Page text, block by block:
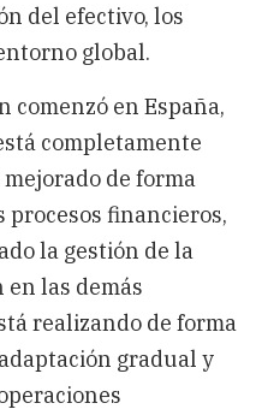
del efectivo, los
global.
comenzó en España,
completamente
de forma
procesos financieros,
la gestión de la
las demás
realizando de forma
gradual y